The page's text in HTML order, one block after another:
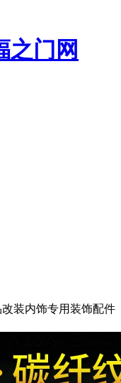
之门网
装内饰专用装饰配件